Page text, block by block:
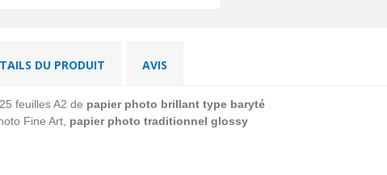
DU PRODUIT AVIS
feuilles A2 de papier photo brillant type baryté
Fine Art, papier photo traditionnel glossy